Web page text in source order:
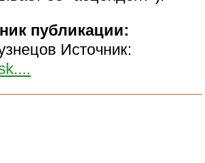
публикации:
Источник: